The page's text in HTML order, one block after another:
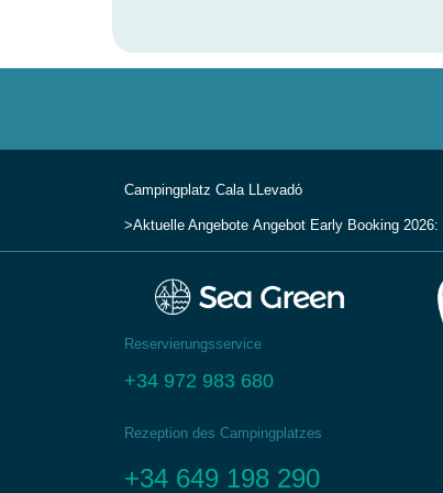
Campingplatz Cala LLevadо́
Aktuelle Angebote Angebot Early Booking 2026:
Reservierungsservice
+34 972 983 680
Rezeption des Campingplatzes
+34 649 198 290